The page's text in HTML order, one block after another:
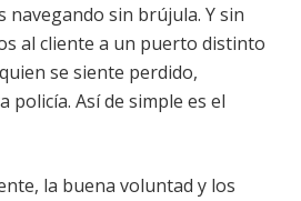
navegando sin brújula. Y sin
al cliente a un puerto distinto
se siente perdido,
policía. Así de simple es el
la buena voluntad y los